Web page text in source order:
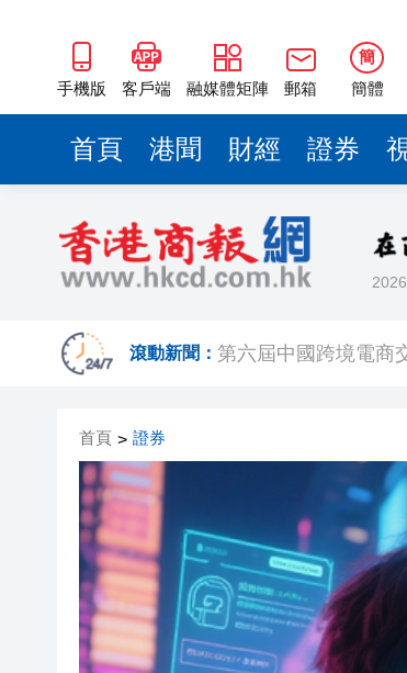
手機版 客戶端 融媒體矩陣 郵箱
簡
簡體
首頁 港聞 財經 證券
滾動新聞：
巴基斯坦多地反美抗
特朗普稱他同意與伊
宏福苑長遠居住安
本港部分水域能見度
「千問AI眼鏡」上線
第六屆中國跨境電商
宏福苑長遠居住安排
中東戰事趨激烈 原油
本港部分水域能見度
「千問AI眼鏡」上線
更新一座城
首頁 > 證券